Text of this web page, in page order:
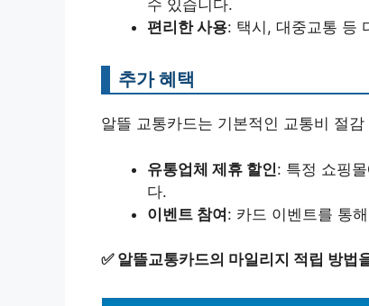
수 있습니다.
편리한 사용: 택시, 대중교통 등
추가 혜택
알뜰 교통카드는 기본적인 교통비 절
유통업체 제휴 할인: 특정 쇼핑
다.
이벤트 참여: 카드 이벤트를 통
✅ 알뜰교통카드의 마일리지 적립 방법